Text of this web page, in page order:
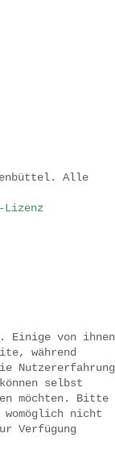
Alle
Lizenz
Einige von ihnen
während
Nutzererfahrung
selbst
möchten. Bitte
nicht
Verfügung